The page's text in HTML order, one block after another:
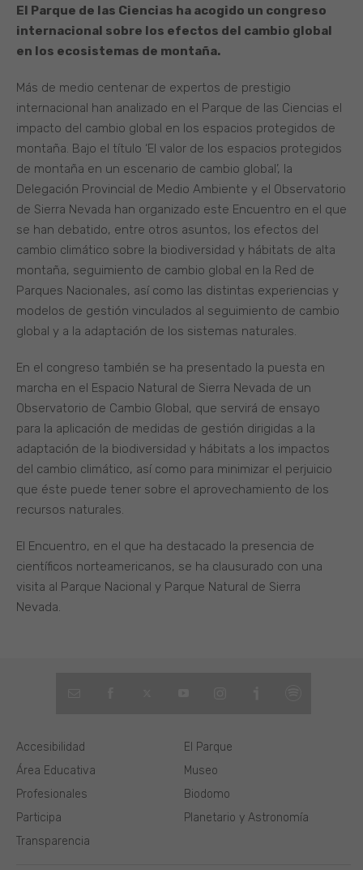
El Parque de las Ciencias ha acogido un congreso
internacional sobre los efectos del cambio global
en los ecosistemas de montaña.
Más de medio centenar de expertos de prestigio
internacional han analizado en el Parque de las Ciencias el
impacto del cambio global en los espacios protegidos de
montaña. Bajo el título ‘El valor de los espacios protegidos
de montaña en un escenario de cambio global’, la
Delegación Provincial de Medio Ambiente y el Observatorio
de Sierra Nevada han organizado este Encuentro en el que
se han debatido, entre otros asuntos, los efectos del
cambio climático sobre la biodiversidad y hábitats de alta
montaña, seguimiento de cambio global en la Red de
Parques Nacionales, así como las distintas experiencias y
modelos de gestión vinculados al seguimiento de cambio
global y a la adaptación de los sistemas naturales.
En el congreso también se ha presentado la puesta en
marcha en el Espacio Natural de Sierra Nevada de un
Observatorio de Cambio Global, que servirá de ensayo
para la aplicación de medidas de gestión dirigidas a la
adaptación de la biodiversidad y hábitats a los impactos
del cambio climático, así como para minimizar el perjuicio
que éste puede tener sobre el aprovechamiento de los
recursos naturales.
El Encuentro, en el que ha destacado la presencia de
científicos norteamericanos, se ha clausurado con una
visita al Parque Nacional y Parque Natural de Sierra
Nevada.
El Parque
Museo
Biodomo
Planetario y Astronomía
Área Educativa
Profesionales
Participa
Transparencia
Accesibilidad